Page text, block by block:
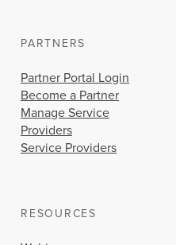
PARTNERS
Partner Portal Login
Become a Partner
Manage Service
Providers
Service Providers
RESOURCES